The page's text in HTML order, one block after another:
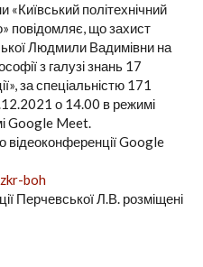
«Київський політехнічний
повідомляє, що захист
Людмили Вадимівни на
з галузі знань 17
за спеціальністю 171
о 14.00 в режимі
Google Meet.
Google
boh
Перчевської Л.В. розміщені